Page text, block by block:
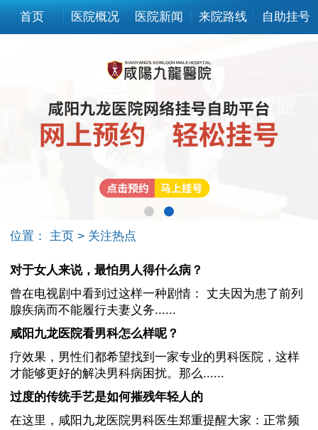
首页 医院概况 医院新闻 来院路线 自助挂号
位置： 主页 > 关注热点
对于女人来说，最怕男人得什么病？
曾在电视剧中看到过这样一种剧情： 丈夫因为患了前列
腺疾病而不能履行夫妻义务......
咸阳九龙医院看男科怎么样呢？
疗效果，男性们都希望找到一家专业的男科医院，这样
才能够更好的解决男科病困扰。那么......
过度的传统手艺是如何摧残年轻人的
在这里，咸阳九龙医院男科医生郑重提醒大家：正常频